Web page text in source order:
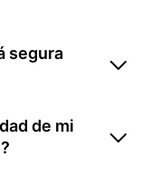
segura
de mi